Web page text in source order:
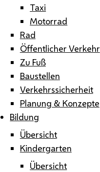
Taxi
Motorrad
Rad
Öffentlicher Verkehr
Zu Fuß
Baustellen
Verkehrssicherheit
Planung & Konzepte
Bildung
Übersicht
Kindergarten
Übersicht